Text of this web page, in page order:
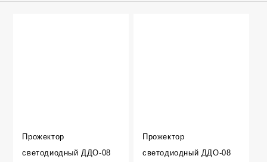
Прожектор
светодиодный ДДО-08
Прожектор
светодиодный ДДО-08